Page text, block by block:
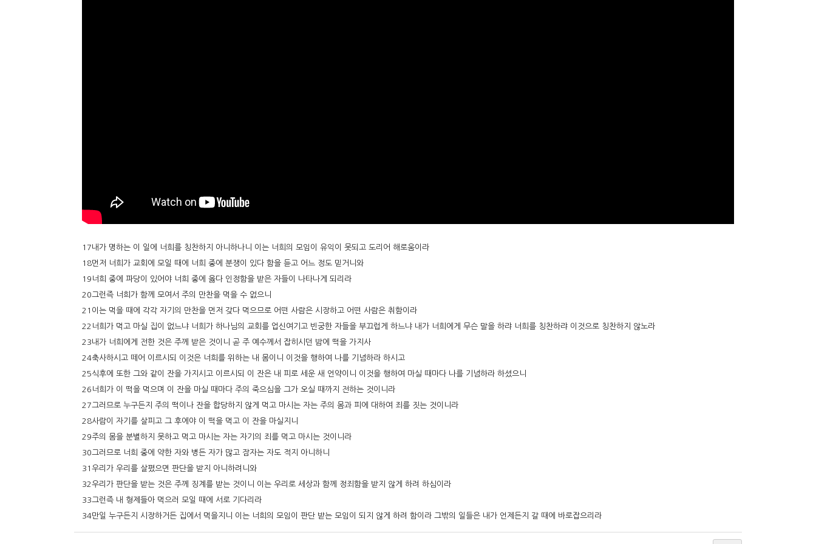
17내가 명하는 이 일에 너희를 칭찬하지 아니하나니 이는 너희의 모임이 유익이 못되고 도리어 해로움이라
18먼저 너희가 교회에 모일 때에 너희 중에 분쟁이 있다 함을 듣고 어느 정도 믿거니와
19너희 중에 파당이 있어야 너희 중에 옳다 인정함을 받은 자들이 나타나게 되리라
20그런즉 너희가 함께 모여서 주의 만찬을 먹을 수 없으니
21이는 먹을 때에 각각 자기의 만찬을 먼저 갖다 먹으므로 어떤 사람은 시장하고 어떤 사람은 취함이라
22너희가 먹고 마실 집이 없느냐 너희가 하나님의 교회를 업신여기고 빈궁한 자들을 부끄럽게 하느냐 내가 너희에게 무슨 말을 하랴 너희를 칭찬하랴 이것으로 칭찬하지 않노라
23내가 너희에게 전한 것은 주께 받은 것이니 곧 주 예수께서 잡히시던 밤에 떡을 가지사
24축사하시고 떼어 이르시되 이것은 너희를 위하는 내 몸이니 이것을 행하여 나를 기념하라 하시고
25식후에 또한 그와 같이 잔을 가지시고 이르시되 이 잔은 내 피로 세운 새 언약이니 이것을 행하여 마실 때마다 나를 기념하라 하셨으니
26너희가 이 떡을 먹으며 이 잔을 마실 때마다 주의 죽으심을 그가 오실 때까지 전하는 것이니라
27그러므로 누구든지 주의 떡이나 잔을 합당하지 않게 먹고 마시는 자는 주의 몸과 피에 대하여 죄를 짓는 것이니라
28사람이 자기를 살피고 그 후에야 이 떡을 먹고 이 잔을 마실지니
29주의 몸을 분별하지 못하고 먹고 마시는 자는 자기의 죄를 먹고 마시는 것이니라
30그러므로 너희 중에 약한 자와 병든 자가 많고 잠자는 자도 적지 아니하니
31우리가 우리를 살폈으면 판단을 받지 아니하려니와
32우리가 판단을 받는 것은 주께 징계를 받는 것이니 이는 우리로 세상과 함께 정죄함을 받지 않게 하려 하심이라
33그런즉 내 형제들아 먹으러 모일 때에 서로 기다리라
34만일 누구든지 시장하거든 집에서 먹을지니 이는 너희의 모임이 판단 받는 모임이 되지 않게 하려 함이라 그밖의 일들은 내가 언제든지 갈 때에 바로잡으리라